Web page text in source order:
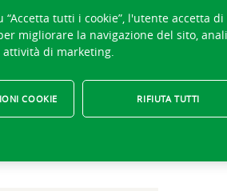
“Accetta tutti i cookie”, l'utente accetta
migliorare la navigazione del sito,
di marketing.
RIFIUTA TUTTI
COOKIE